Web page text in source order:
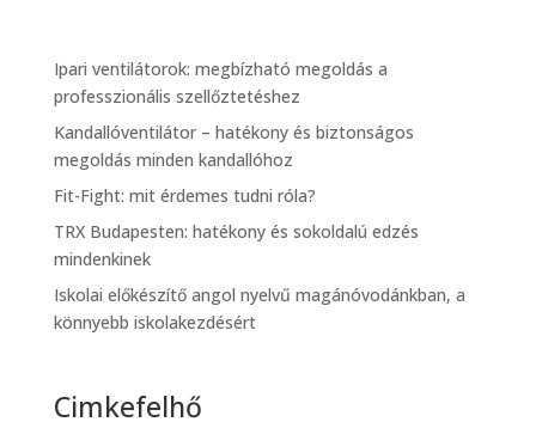
Ipari ventilátorok: megbízható megoldás a
professzionális szellőztetéshez
Kandallóventilátor – hatékony és biztonságos
megoldás minden kandallóhoz
Fit-Fight: mit érdemes tudni róla?
TRX Budapesten: hatékony és sokoldalú edzés
mindenkinek
Iskolai előkészítő angol nyelvű magánóvodánkban, a
könnyebb iskolakezdésért
Cimkefelhő